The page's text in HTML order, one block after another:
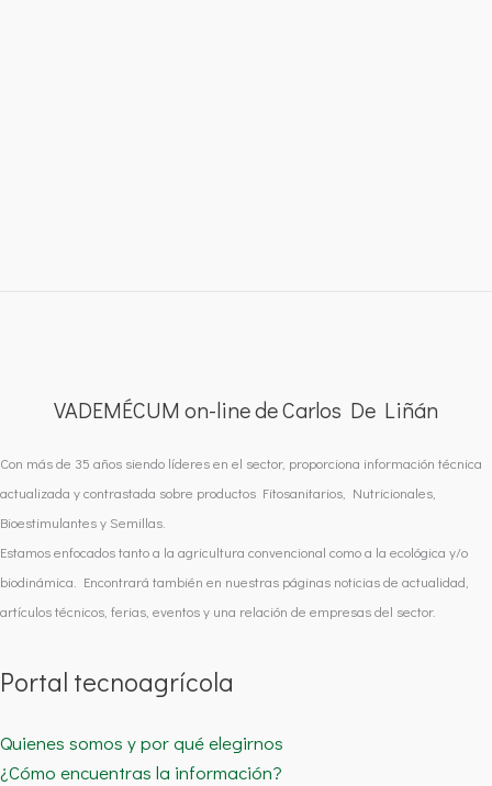
VADEMÉCUM on-line de Carlos De Liñán
Con más de 35 años siendo líderes en el sector, proporciona información técnica
actualizada y contrastada sobre productos Fitosanitarios, Nutricionales,
Bioestimulantes y Semillas.
Estamos enfocados tanto a la agricultura convencional como a la ecológica y/o
biodinámica. Encontrará también en nuestras páginas noticias de actualidad,
artículos técnicos, ferias, eventos y una relación de empresas del sector.
Portal tecnoagrícola
Quienes somos y por qué elegirnos
¿Cómo encuentras la información?